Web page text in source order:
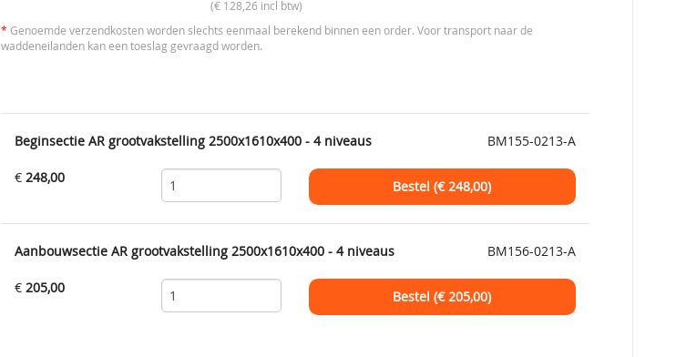
(€ 128,26 incl btw)
* Genoemde verzendkosten worden slechts eenmaal berekend binnen een order. Voor transport naar de
waddeneilanden kan een toeslag gevraagd worden.
Beginsectie AR grootvakstelling 2500x1610x400 - 4 niveaus BM155-0213-A
€ 248,00
Bestel (€248,00)
Aanbouwsectie AR grootvakstelling 2500x1610x400 - 4 niveaus BM156-0213-A
€ 205,00
Bestel (€205,00)